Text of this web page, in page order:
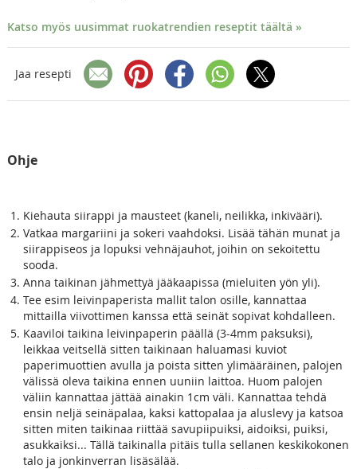
Katso myös uusimmat ruokatrendien reseptit täältä »
Jaa resepti
Ohje
Kiehauta siirappi ja mausteet (kaneli, neilikka, inkivääri).
Vatkaa margariini ja sokeri vaahdoksi. Lisää tähän munat ja
siirappiseos ja lopuksi vehnäjauhot, joihin on sekoitettu
sooda.
Anna taikinan jähmettyä jääkaapissa (mieluiten yön yli).
Tee esim leivinpaperista mallit talon osille, kannattaa
mittailla viivottimen kanssa että seinät sopivat kohdalleen.
Kaaviloi taikina leivinpaperin päällä (3-4mm paksuksi),
leikkaa veitsellä sitten taikinaan haluamasi kuviot
paperimuottien avulla ja poista sitten ylimääräinen, palojen
välissä oleva taikina ennen uuniin laittoa. Huom palojen
väliin kannattaa jättää ainakin 1cm väli. Kannattaa tehdä
ensin neljä seinäpalaa, kaksi kattopalaa ja aluslevy ja katsoa
sitten miten taikinaa riittää savupiipuiksi, aidoiksi, puiksi,
asukkaiksi... Tällä taikinalla pitäis tulla sellanen keskikokonen
talo ja jonkinverran lisäsälää.